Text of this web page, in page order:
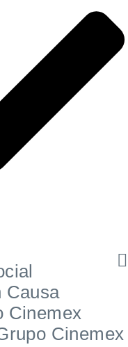
Causa
Cinemex
Cinemex